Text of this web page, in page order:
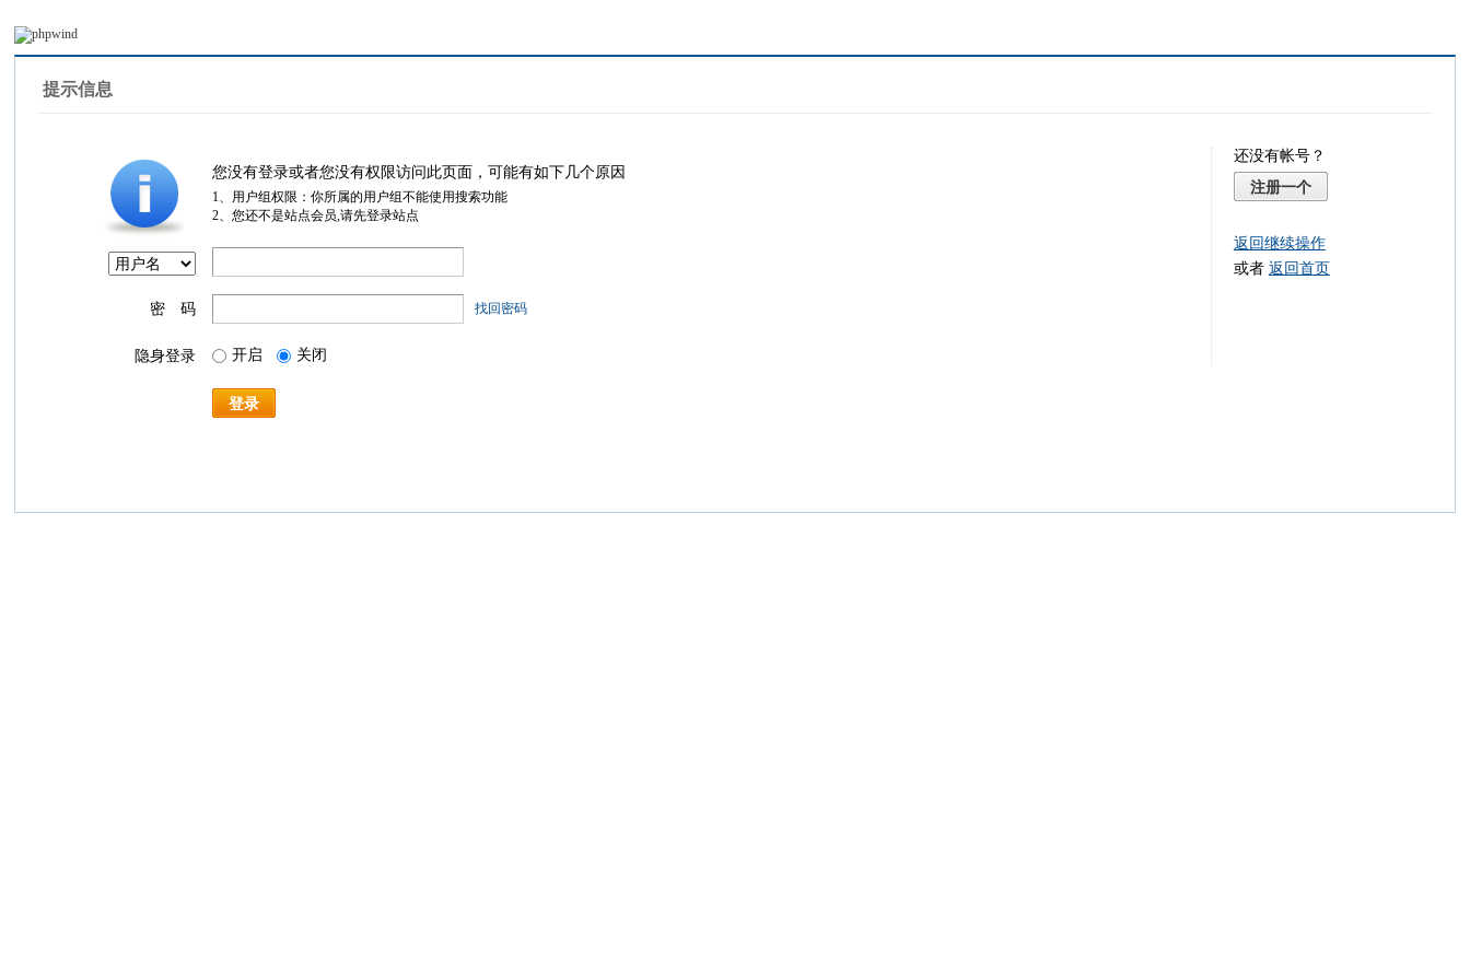
提示信息
您没有登录或者您没有权限访问此页面，可能有如下几个原因
1、用户组权限：你所属的用户组不能使用搜索功能
2、您还不是站点会员,请先登录站点
密 码 找回密码
隐身登录 开启 关闭
登录
还没有帐号？
注册一个
返回继续操作
或者 返回首页